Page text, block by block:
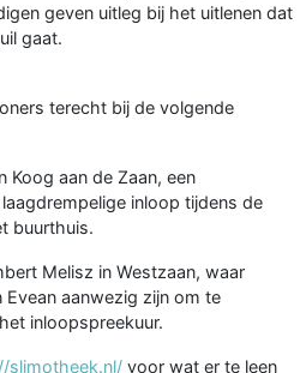
geven uitleg bij het uitlenen dat
gaat.
terecht bij de volgende
Koog aan de Zaan, een
inloop tijdens de
buurthuis.
Melisz in Westzaan, waar
aanwezig zijn om te
inloopspreekuur.
slimotheek.nl/ voor wat er te leen